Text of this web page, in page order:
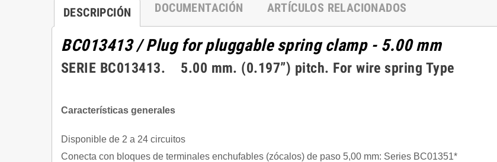
DESCRIPCIÓN DOCUMENTACIÓN ARTÍCULOS RELACIONADOS
BC013413/ Plug for pluggable spring clamp - 5.00 mm
SERIE BC013413. 5.00 mm. (0.197”) pitch. For wire spring Type
Características generales
Disponible de 2 a 24 circuitos
Conecta con bloques de terminales enchufables (zócalos) de paso 5,00 mm: Series BC01351*